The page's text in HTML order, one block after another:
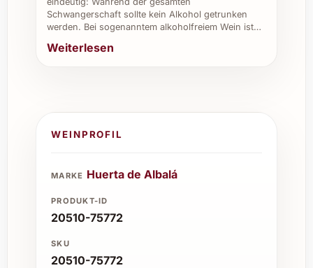
Weihnachten und Silvester, um festliche
Stimmung mit einem edlen Tropfen zu
unterstreichen.
hochwertiges Geschenk. Die Kombination aus
Grösse, Qualität und Aroma macht diesen
Schwangerschaft sollte kein Alkohol getrunken
werden. Bei sogenanntem alkoholfreiem Wein ist…
Weiterlesen
WEINPROFIL
MARKE Huerta de Albalá
PRODUKT-ID
20510-75772
SKU
20510-75772